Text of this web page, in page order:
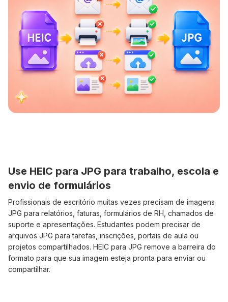
Use HEIC para JPG para trabalho, escola e
envio de formulários
Profissionais de escritório muitas vezes precisam de imagens
JPG para relatórios, faturas, formulários de RH, chamados de
suporte e apresentações. Estudantes podem precisar de
arquivos JPG para tarefas, inscrições, portais de aula ou
projetos compartilhados. HEIC para JPG remove a barreira do
formato para que sua imagem esteja pronta para enviar ou
compartilhar.